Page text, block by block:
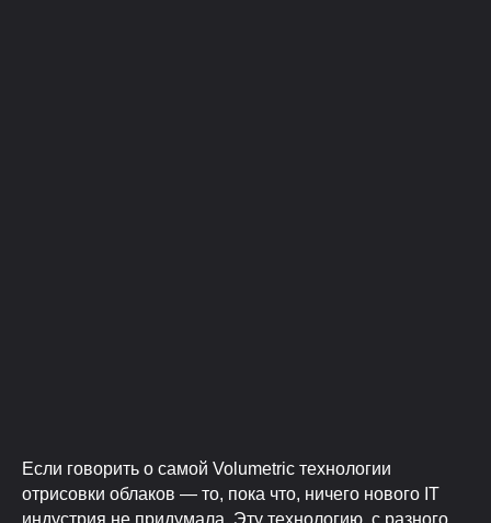
Если говорить о самой Volumetric технологии
отрисовки облаков — то, пока что, ничего нового IT